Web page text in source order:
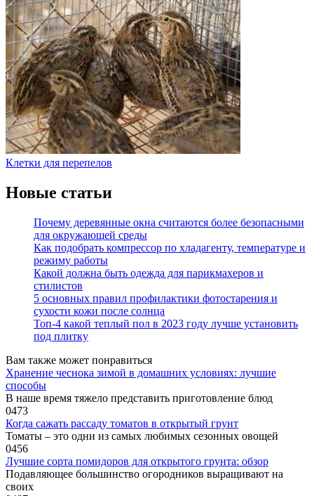
Клетки для перепелов
Новые статьи
Почему деревянные окна считаются более безопасными
для окружающей среды
Как подобрать компрессор по хладагенту, температуре и
режиму работы
Какой должна быть одежда для парикмахеров и
стилистов
5 основных правил профилактики фотостарения и
сухости кожи после солнца
Топ-4 какой теплый пол в 2023 году лучше установить
под плитку
Вам также может понравиться
Хранение чеснока зимой в домашних условиях: лучшие
способы
В наше время тяжело представить приготовление блюд
0473
Когда сажать рассаду томатов в открытый грунт
Томаты – это одни из самых любимых сезонных овощей
0456
Лучшие сорта помидоров для открытого грунта: обзор
Подавляющее большинство огородников выращивают на
своих